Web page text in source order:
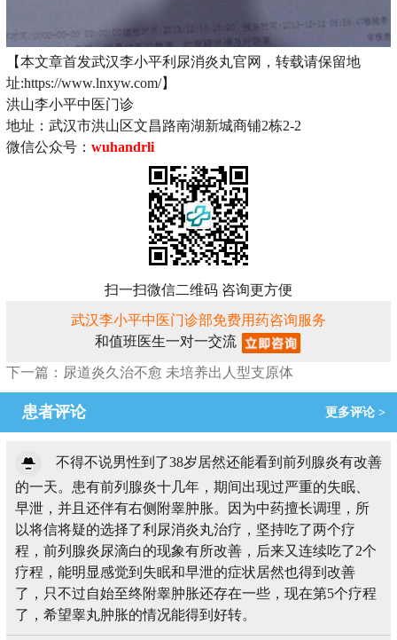
【本文章首发武汉李小平利尿消炎丸官网，转载请保留地
址:https://www.lnxyw.com/】
洪山李小平中医门诊
地址：武汉市洪山区文昌路南湖新城商铺2栋2-2
微信公众号： wuhandrli
扫一扫微信二维码 咨询更方便
武汉李小平中医门诊部免费用药咨询服务
和值班医生一对一交流
下一篇：尿道炎久治不愈 未培养出人型支原体
患者评论 更多评论 >
不得不说男性到了38岁居然还能看到前列腺炎有改善
的一天。患有前列腺炎十几年，期间出现过严重的失眠、
早泄，并且还伴有右侧附睾肿胀。因为中药擅长调理，所
以将信将疑的选择了利尿消炎丸治疗，坚持吃了两个疗
程，前列腺炎尿滴白的现象有所改善，后来又连续吃了2个
疗程，能明显感觉到失眠和早泄的症状居然也得到改善
了，只不过自始至终附睾肿胀还存在一些，现在第5个疗程
了，希望睾丸肿胀的情况能得到好转。